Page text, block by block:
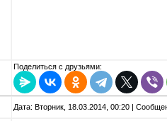
Поделиться с друзьями:
Дата: Вторник, 18.03.2014, 00:20 |